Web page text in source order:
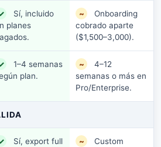
Sí, incluido
planes
~
Onboarding
cobrado aparte
($1,500–3,000).
1–4 semanas
plan.
~
4–12
semanas o más en
Pro/Enterprise.
Sí, export full
~
Custom